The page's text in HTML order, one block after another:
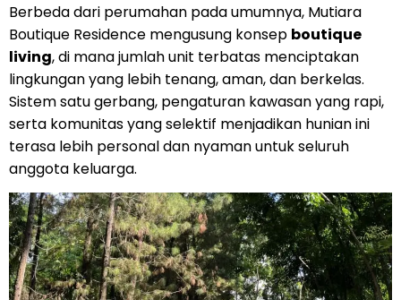
Berbeda dari perumahan pada umumnya, Mutiara
Boutique Residence mengusung konsep boutique
living, di mana jumlah unit terbatas menciptakan
lingkungan yang lebih tenang, aman, dan berkelas.
Sistem satu gerbang, pengaturan kawasan yang rapi,
serta komunitas yang selektif menjadikan hunian ini
terasa lebih personal dan nyaman untuk seluruh
anggota keluarga.